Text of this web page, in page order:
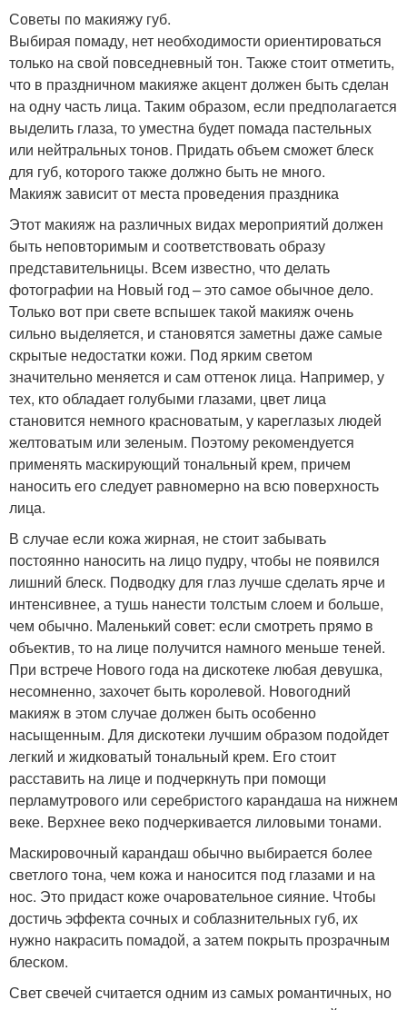
Советы по макияжу губ.
Выбирая помаду, нет необходимости ориентироваться
только на свой повседневный тон. Также стоит отметить,
что в праздничном макияже акцент должен быть сделан
на одну часть лица. Таким образом, если предполагается
выделить глаза, то уместна будет помада пастельных
или нейтральных тонов. Придать объем сможет блеск
для губ, которого также должно быть не много.
Макияж зависит от места проведения праздника
Этот макияж на различных видах мероприятий должен
быть неповторимым и соответствовать образу
представительницы. Всем известно, что делать
фотографии на Новый год – это самое обычное дело.
Только вот при свете вспышек такой макияж очень
сильно выделяется, и становятся заметны даже самые
скрытые недостатки кожи. Под ярким светом
значительно меняется и сам оттенок лица. Например, у
тех, кто обладает голубыми глазами, цвет лица
становится немного красноватым, у кареглазых людей
желтоватым или зеленым. Поэтому рекомендуется
применять маскирующий тональный крем, причем
наносить его следует равномерно на всю поверхность
лица.
В случае если кожа жирная, не стоит забывать
постоянно наносить на лицо пудру, чтобы не появился
лишний блеск. Подводку для глаз лучше сделать ярче и
интенсивнее, а тушь нанести толстым слоем и больше,
чем обычно. Маленький совет: если смотреть прямо в
объектив, то на лице получится намного меньше теней.
При встрече Нового года на дискотеке любая девушка,
несомненно, захочет быть королевой. Новогодний
макияж в этом случае должен быть особенно
насыщенным. Для дискотеки лучшим образом подойдет
легкий и жидковатый тональный крем. Его стоит
расставить на лице и подчеркнуть при помощи
перламутрового или серебристого карандаша на нижнем
веке. Верхнее веко подчеркивается лиловыми тонами.
Маскировочный карандаш обычно выбирается более
светлого тона, чем кожа и наносится под глазами и на
нос. Это придаст коже очаровательное сияние. Чтобы
достичь эффекта сочных и соблазнительных губ, их
нужно накрасить помадой, а затем покрыть прозрачным
блеском.
Свет свечей считается одним из самых романтичных, но